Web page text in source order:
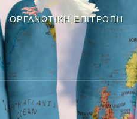
ΟΡΓΑΝΩΤΙΚΉ ΕΠΙΤΡΟΠΉ